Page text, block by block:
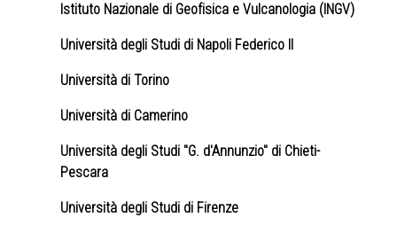
Istituto Nazionale di Geofisica e Vulcanologia (INGV)
Università degli Studi di Napoli Federico II
Università di Torino
Università di Camerino
Università degli Studi "G. d'Annunzio" di Chieti-
Pescara
Università degli Studi di Firenze